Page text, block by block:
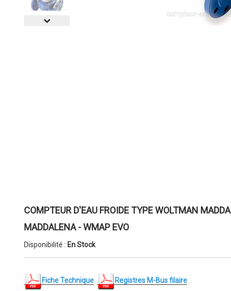
COMPTEUR D'EAU FROIDE TYPE WOLTMAN
MADDALENA - WMAP EVO
Disponibilité : En Stock
Fiche Technique Registres M-Bus filaire